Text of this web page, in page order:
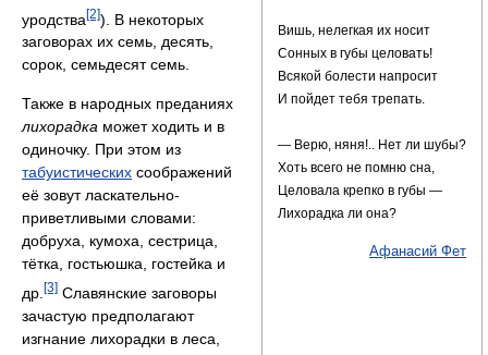
Вишь, нелегкая их носит
Сонных в губы целовать!
Всякой болести напросит
И пойдет тебя трепать.
— Верю, няня!.. Нет ли шубы?
Хоть всего не помню сна,
Целовала крепко в губы —
Лихорадка ли она?
Афанасий Фет
уродства[2]). В некоторых
заговорах их семь, десять,
сорок, семьдесят семь.
Также в народных преданиях
лихорадка может ходить и в
одиночку. При этом из
табуистических соображений
её зовут ласкательно-
приветливыми словами:
добруха, кумоха, сестрица,
тётка, гостьюшка, гостейка и
др. [3] Славянские заговоры
зачастую предполагают
изгнание лихорадки в леса,